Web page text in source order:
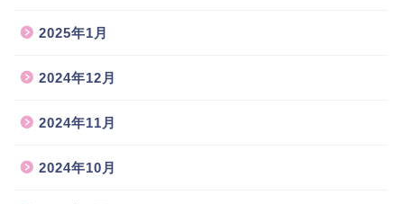
2025年1月
2024年12月
2024年11月
2024年10月